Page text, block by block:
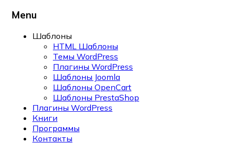
Menu
Шаблоны
HTML Шаблоны
Темы WordPress
Плагины WordPress
Шаблоны Joomla
Шаблоны OpenCart
Шаблоны PrestaShop
Плагины WordPress
Книги
Программы
Контакты